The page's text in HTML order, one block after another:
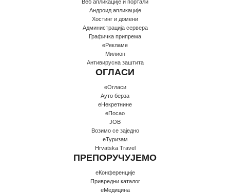
Веб апликације и портали
Андроид апликације
Хостинг и домени
Администрација сервера
Графичка припрема
еРекламе
Милион
Антивирусна заштита
ОГЛАСИ
еОгласи
Ауто берза
еНекретнине
еПосао
JOB
Возимо се заједно
еТуризам
Hrvatska Travel
ПРЕПОРУЧУЈЕМО
еКонференције
Привредни каталог
еМедицина